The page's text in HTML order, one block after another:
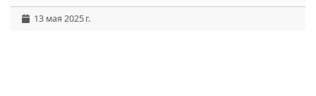
13 мая 2025 г.